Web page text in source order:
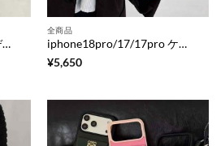
iphone17/17pro ケース ディオール iphone17promax/16pro ケース カード 収納 背面 ブランド iphone15/15pro ケース 革 ブランド スマホケース 人気 ブランド 女性 lady dior iphone14/13 ケース 大人 可愛い
全商品
iphone18pro/17/17pro ケース gucci 風 ggキャンバス iphone16/15 ケース メンズ ブランド iphone17promax/16pro ケース 人気 大人 女子 スマホケース 放熱 フレームレス iphone14/13 ケース 薄い 軽い
¥5,650